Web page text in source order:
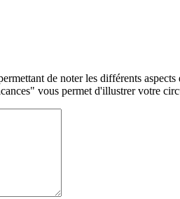
de noter les différents
vous permet d'illustrer votre